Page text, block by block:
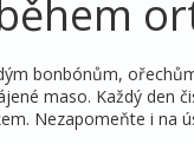
bonbónům,
maso. Každý den
Nezapomeňte i na